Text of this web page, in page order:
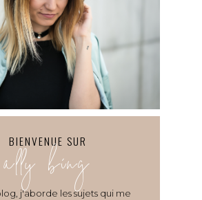
BIENVENUE SUR
ally bing
j'aborde les sujets qui me